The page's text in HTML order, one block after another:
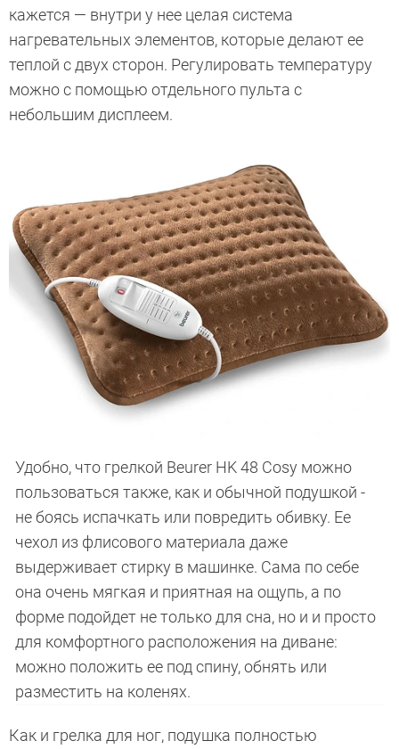
кажется — внутри у нее целая система
нагревательных элементов, которые делают ее
теплой с двух сторон. Регулировать температуру
можно с помощью отдельного пульта с
небольшим дисплеем.
Удобно, что грелкой Beurer HK 48 Cosy можно
пользоваться также, как и обычной подушкой -
не боясь испачкать или повредить обивку. Ее
чехол из флисового материала даже
выдерживает стирку в машинке. Сама по себе
она очень мягкая и приятная на ощупь, а по
форме подойдет не только для сна, но и и просто
для комфортного расположения на диване:
можно положить ее под спину, обнять или
разместить на коленях.
Как и грелка для ног, подушка полностью